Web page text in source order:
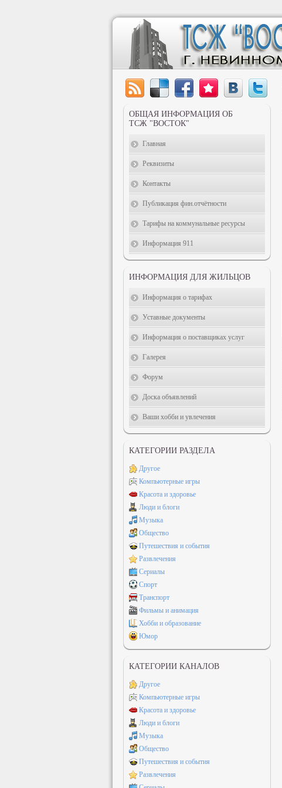
ОБЩАЯ ИНФОРМАЦИЯ ОБ
ТСЖ "ВОСТОК"
Главная
Реквизиты
Контакты
Публикация фин.отчётности
Тарифы на коммунальные ресурсы
Информация 911
ИНФОРМАЦИЯ ДЛЯ ЖИЛЬЦОВ
Информация о тарифах
Уставные документы
Информация о поставщиках услуг
Галерея
Форум
Доска объявлений
Ваши хобби и увлечения
КАТЕГОРИИ РАЗДЕЛА
Другое
Компьютерные игры
Красота и здоровье
Люди и блоги
Музыка
Общество
Путешествия и события
Развлечения
Сериалы
Спорт
Транспорт
Фильмы и анимация
Хобби и образование
Юмор
КАТЕГОРИИ КАНАЛОВ
Другое
Компьютерные игры
Красота и здоровье
Люди и блоги
Музыка
Общество
Путешествия и события
Развлечения